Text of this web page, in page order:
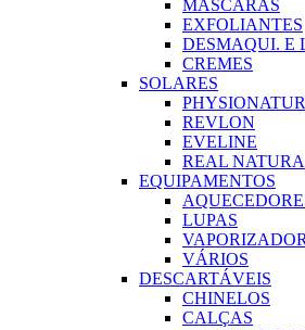
MÁSCARAS
EXFOLIANTES
DESMAQUI. E
CREMES
SOLARES
REVLON
EVELINE
REAL NATURA
EQUIPAMENTOS
LUPAS
VÁRIOS
DESCARTÁVEIS
CHINELOS
CALÇAS